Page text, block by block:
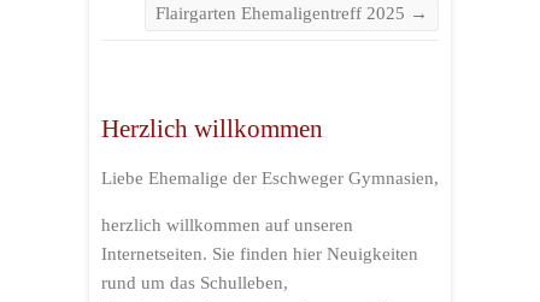
Flairgarten Ehemaligentreff 2025 →
Herzlich willkommen
Liebe Ehemalige der Eschweger Gymnasien,
herzlich willkommen auf unseren
Internetseiten. Sie finden hier Neuigkeiten
rund um das Schulleben,